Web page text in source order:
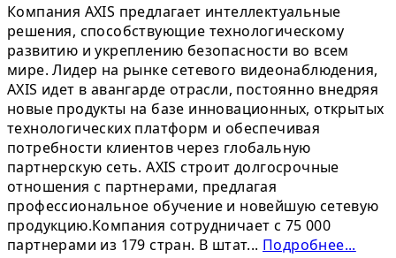
Компания AXIS предлагает интеллектуальные
решения, способствующие технологическому
развитию и укреплению безопасности во всем
мире. Лидер на рынке сетевого видеонаблюдения,
AXIS идет в авангарде отрасли, постоянно внедряя
новые продукты на базе инновационных, открытых
технологических платформ и обеспечивая
потребности клиентов через глобальную
партнерскую сеть. AXIS строит долгосрочные
отношения с партнерами, предлагая
профессиональное обучение и новейшую сетевую
продукцию.Компания сотрудничает с 75 000
партнерами из 179 стран. В штат... Подробнее...